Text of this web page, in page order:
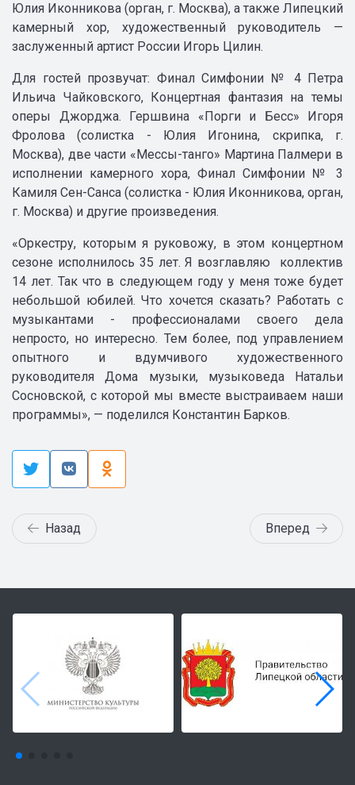
Юлия Иконникова (орган, г. Москва), а также Липецкий
камерный хор, художественный руководитель —
заслуженный артист России Игорь Цилин.
Для гостей прозвучат: Финал Симфонии № 4 Петра
Ильича Чайковского, Концертная фантазия на темы
оперы Джорджа. Гершвина «Порги и Бесс» Игоря
Фролова (солистка - Юлия Игонина, скрипка, г.
Москва), две части «Мессы-танго» Мартина Палмери в
исполнении камерного хора, Финал Симфонии № 3
Камиля Сен-Санса (солистка - Юлия Иконникова, орган,
г. Москва) и другие произведения.
«Оркестру, которым я руковожу, в этом концертном
сезоне исполнилось 35 лет. Я возглавляю коллектив
14 лет. Так что в следующем году у меня тоже будет
небольшой юбилей. Что хочется сказать? Работать с
музыкантами - профессионалами своего дела
непросто, но интересно. Тем более, под управлением
опытного и вдумчивого художественного
руководителя Дома музыки, музыковеда Натальи
Сосновской, с которой мы вместе выстраиваем наши
программы», — поделился Константин Барков.
Назад Вперед